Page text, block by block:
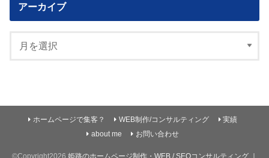
アーカイブ
ホームページで集客？ WEB制作/コンサルティング
実績
about me
お問い合わせ
©Copyright2026 姫路のホームページ制作・WEB / SEOコンサルティング ｜